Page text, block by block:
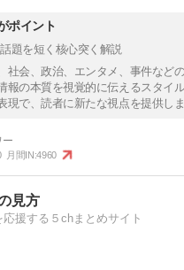
ポイント
題を短く核心突く解説
社会、政治、エンタメ、事件など
報の本質を視覚的に伝えるスタイル
現で、読者に新たな視点を提供しま
月間IN:4960
見方
応援する５chまとめサイト